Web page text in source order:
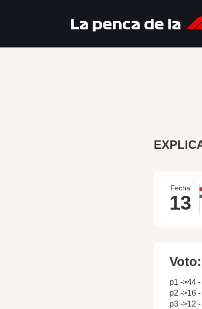
Fecha
13
Voto:
p1 ->44
p2 ->16
p3 ->12